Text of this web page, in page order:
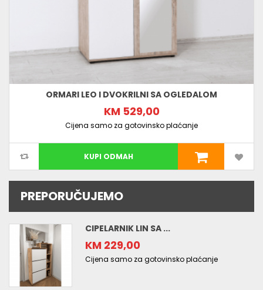
ORMARI LEO I DVOKRILNI SA OGLEDALOM
KM 529,00
Cijena samo za gotovinsko plaćanje
KUPI ODMAH
PREPORUČUJEMO
CIPELARNIK LIN SA ...
KM 229,00
Cijena samo za gotovinsko plaćanje